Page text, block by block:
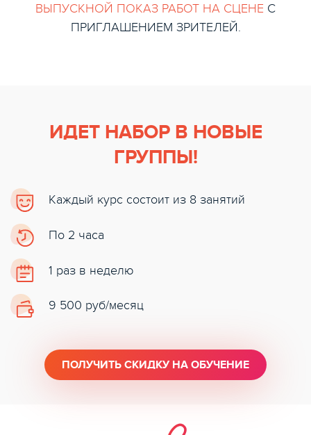
ВЫПУСКНОЙ ПОКАЗ РАБОТ НА СЦЕНЕ С
ПРИГЛАШЕНИЕМ ЗРИТЕЛЕЙ.
ИДЕТ НАБОР В НОВЫЕ
ГРУППЫ!
Каждый курс состоит из 8 занятий
По 2 часа
1 раз в неделю
9 500 руб/месяц
ПОЛУЧИТЬ СКИДКУ НА ОБУЧЕНИЕ